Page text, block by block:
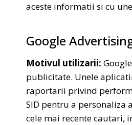
aceste informatii si cu
Google
Motivul utilizarii:
publicitate. Unele
raportarii privind
SID pentru a personaliza
cele mai recente cautari,